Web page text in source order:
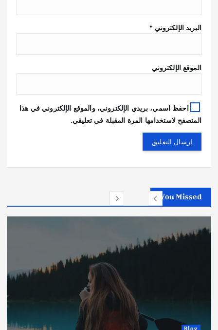
البريد الإلكتروني *
الموقع الإلكتروني
احفظ اسمي، بريدي الإلكتروني، والموقع الإلكتروني في هذا
المتصفح لاستخدامها المرة المقبلة في تعليقي.
You Missed
Blog